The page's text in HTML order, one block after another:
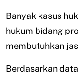
Banyak kasus
hukum bidang
membutuhkan
Berdasarkan data